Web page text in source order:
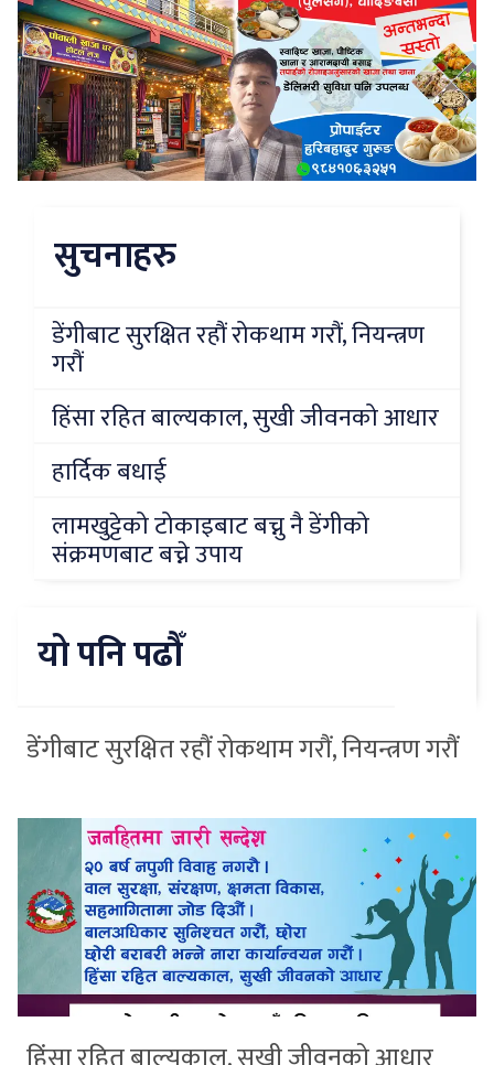
सुचनाहरु
डेंगीबाट सुरक्षित रहौं रोकथाम गरौं, नियन्त्रण
गरौं
हिंसा रहित बाल्यकाल, सुखी जीवनको आधार
हार्दिक बधाई
लामखुट्टेको टोकाइबाट बच्नु नै डेंगीको
संक्रमणबाट बच्ने उपाय
यो पनि पढौँ
डेंगीबाट सुरक्षित रहौं रोकथाम गरौं, नियन्त्रण गरौं